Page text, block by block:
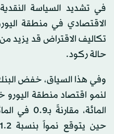
في تشديد السياسة
الاقتصادي في منطقة
تكاليف الاقتراض قد يزيد
حالة ركود.
وفي هذا السياق، خفض
المائة،